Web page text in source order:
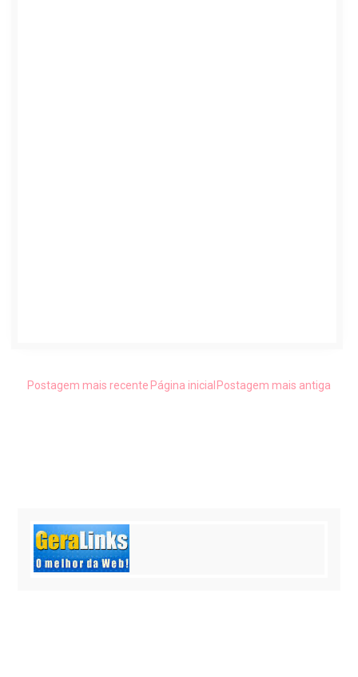
Postagem mais recente Postagem mais antiga
Página inicial